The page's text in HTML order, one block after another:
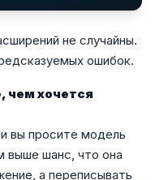
не случайны.
ошибок.
чем хочется
вы просите модель
выше шанс, что она
а переписывать